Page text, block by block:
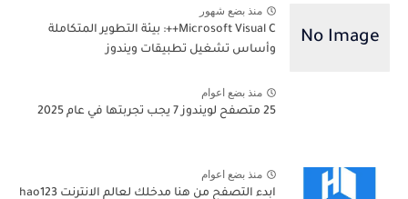
منذ بضع شهور
Microsoft Visual C++: بيئة التطوير المتكاملة
وأساس تشغيل تطبيقات ويندوز
منذ بضع اعوام
25 متصفح لويندوز 7 يجب تجربتها في عام 2025
منذ بضع اعوام
ابدء التصفح من هنا مدخلك لعالم الانترنت hao123